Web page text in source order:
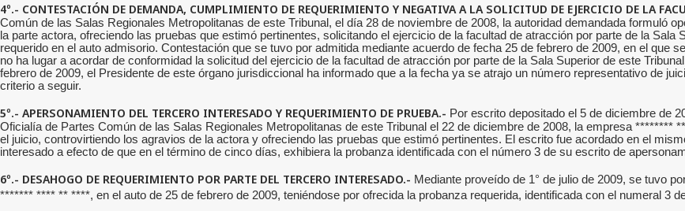
4º.- CONTESTACIÓN DE DEMANDA, CUMPLIMIENTO DE REQUERIMIENTO Y NEGATIVA A LA SOLICITUD DE EJERCICIO DE LA
Común de las Salas Regionales Metropolitanas de este Tribunal, el día 28 de noviembre de 2008, la autoridad demandada formuló
la parte actora, ofreciendo las pruebas que estimó pertinentes, solicitando el ejercicio de la facultad de atracción por parte de la
requerido en el auto admisorio. Contestación que se tuvo por admitida mediante acuerdo de fecha 25 de febrero de 2009, en el que
no ha lugar a acordar de conformidad la solicitud del ejercicio de la facultad de atracción por parte de la Sala Superior de este
febrero de 2009, el Presidente de este órgano jurisdiccional ha informado que a la fecha ya se atrajo un número representativo de
criterio a seguir.
5º.- APERSONAMIENTO DEL TERCERO INTERESADO Y REQUERIMIENTO DE PRUEBA.- Por escrito depositado el 5 de diciembre de
Oficialía de Partes Común de las Salas Regionales Metropolitanas de este Tribunal el 22 de diciembre de 2008, la empresa
el juicio, controvirtiendo los agravios de la actora y ofreciendo las pruebas que estimó pertinentes. El escrito fue acordado en el
interesado a efecto de que en el término de cinco días, exhibiera la probanza identificada con el número 3 de su escrito de
6º.- DESAHOGO DE REQUERIMIENTO POR PARTE DEL TERCERO INTERESADO.- Mediante proveído de 1° de julio de 2009, se tuvo
******* **** ** ****, en el auto de 25 de febrero de 2009, teniéndose por ofrecida la probanza requerida, identificada con el numeral 3